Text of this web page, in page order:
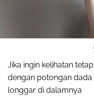
Jika ingin kelihatan
dengan potongan
longgar di dalamnya